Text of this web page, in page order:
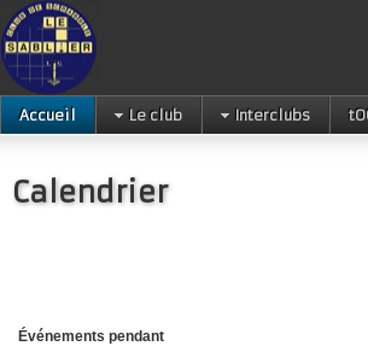
Accueil Le club Interclubs
Calendrier
Événements pendant